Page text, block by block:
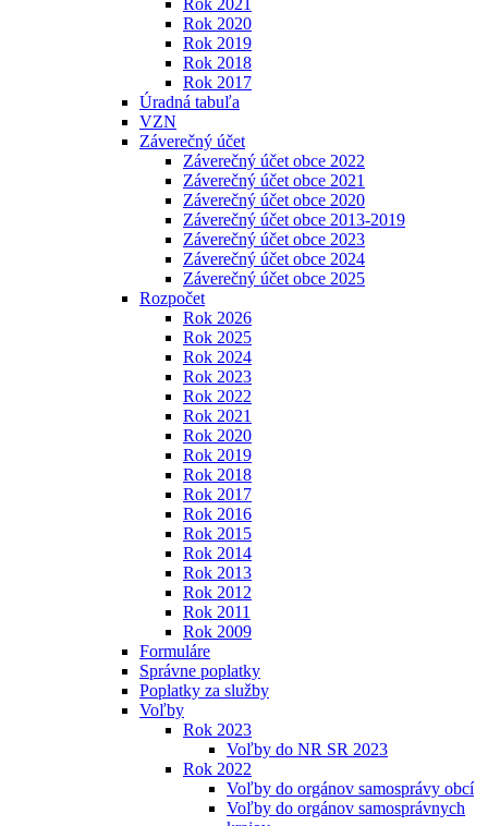
Rok 2021
Rok 2020
Rok 2019
Rok 2018
Rok 2017
Úradná tabuľa
VZN
Záverečný účet
Záverečný účet obce 2022
Záverečný účet obce 2021
Záverečný účet obce 2020
Záverečný účet obce 2013-2019
Záverečný účet obce 2023
Záverečný účet obce 2024
Záverečný účet obce 2025
Rozpočet
Rok 2026
Rok 2025
Rok 2024
Rok 2023
Rok 2022
Rok 2021
Rok 2020
Rok 2019
Rok 2018
Rok 2017
Rok 2016
Rok 2015
Rok 2014
Rok 2013
Rok 2012
Rok 2011
Rok 2009
Formuláre
Správne poplatky
Poplatky za služby
Voľby
Rok 2023
Voľby do NR SR 2023
Rok 2022
Voľby do orgánov samosprávy obcí
Voľby do orgánov samosprávnych